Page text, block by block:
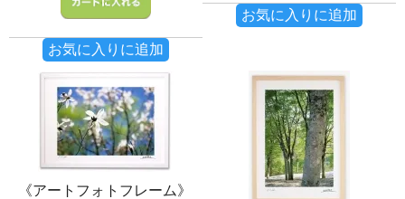
お気に入りに追加
お気に入りに追加
《アートフォトフレーム》